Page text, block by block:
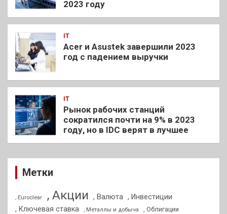
2023 году
IT
Acer и Asustek завершили 2023
год с падением выручки
IT
Рынок рабочих станций
сократился почти на 9% в 2023
году, но в IDC верят в лучшее
Метки
, Euroclear , Акции , Валюта , Инвестиции
, Ключевая ставка
, Металлы и добыча , Облигации